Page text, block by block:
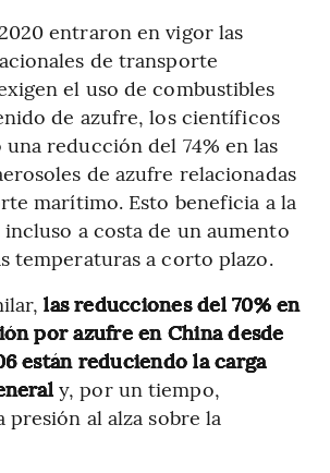
entraron en vigor las
de transporte
el uso de combustibles
de azufre, los científicos
una reducción del 74% en las
de azufre relacionadas
marítimo. Esto beneficia a la
incluso a costa de un aumento
temperaturas a corto plazo.
las reducciones del 70% en
por azufre en China desde
están reduciendo la carga
y, por un tiempo,
presión al alza sobre la